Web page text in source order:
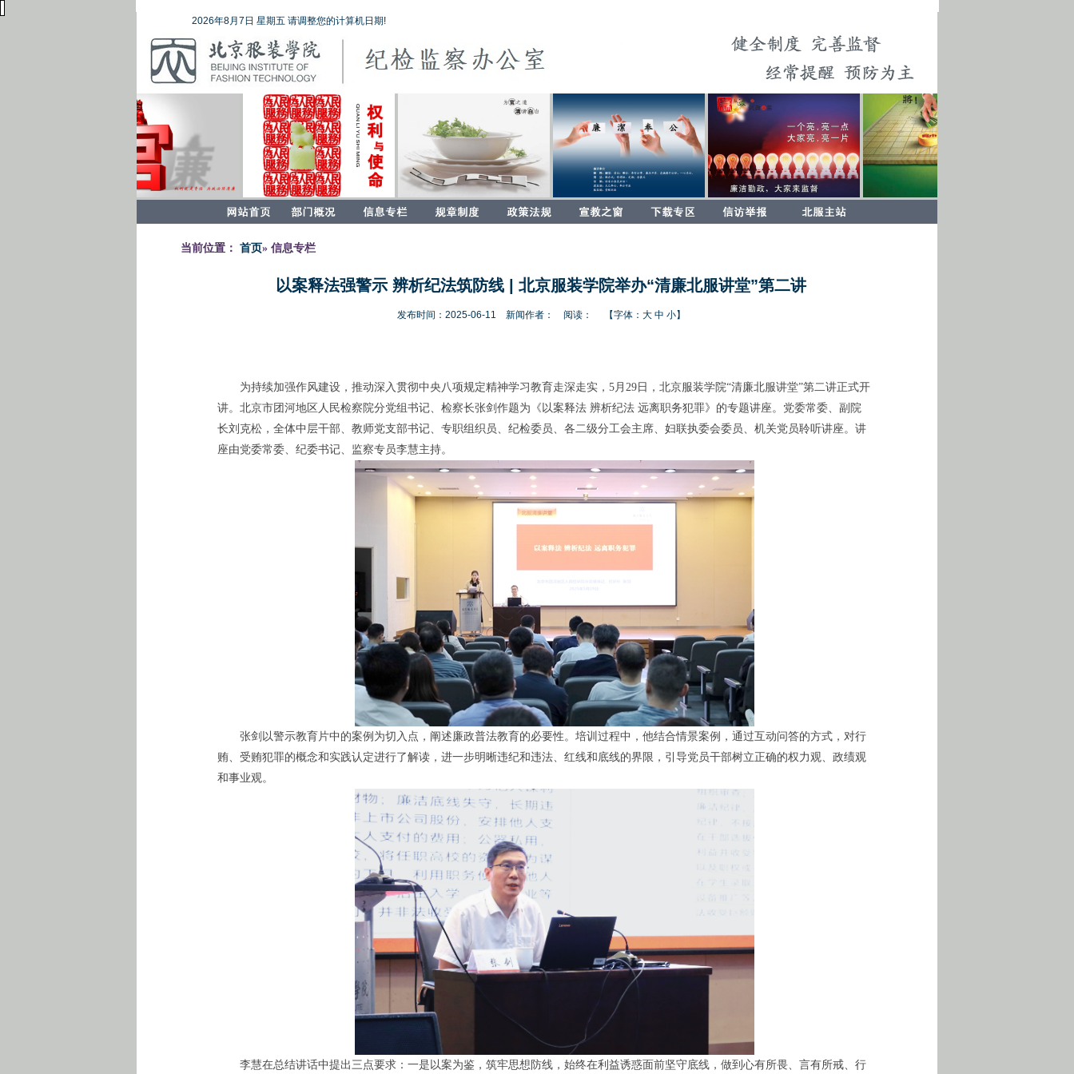
2026年8月7日 星期五 请调整您的计算机日期!
当前位置： 首页» 信息专栏
以案释法强警示 辨析纪法筑防线 | 北京服装学院举办“清廉北服讲堂”第二讲
发布时间：2025-06-11 新闻作者： 阅读： 【字体： 大 中 小】
为持续加强作风建设，推动深入贯彻中央八项规定精神学习教育走深走实，5月29日，北京服装学院“清廉北服讲堂”第二讲正式开
讲。北京市团河地区人民检察院分党组书记、检察长张剑作题为《以案释法 辨析纪法 远离职务犯罪》的专题讲座。党委常委、副院
长刘克松，全体中层干部、教师党支部书记、专职组织员、纪检委员、各二级分工会主席、妇联执委会委员、机关党员聆听讲座。讲
座由党委常委、纪委书记、监察专员李慧主持。
张剑以警示教育片中的案例为切入点，阐述廉政普法教育的必要性。培训过程中，他结合情景案例，通过互动问答的方式，对行
贿、受贿犯罪的概念和实践认定进行了解读，进一步明晰违纪和违法、红线和底线的界限，引导党员干部树立正确的权力观、政绩观
和事业观。
李慧在总结讲话中提出三点要求：一是以案为鉴，筑牢思想防线，始终在利益诱惑面前坚守底线，做到心有所畏、言有所戒、行